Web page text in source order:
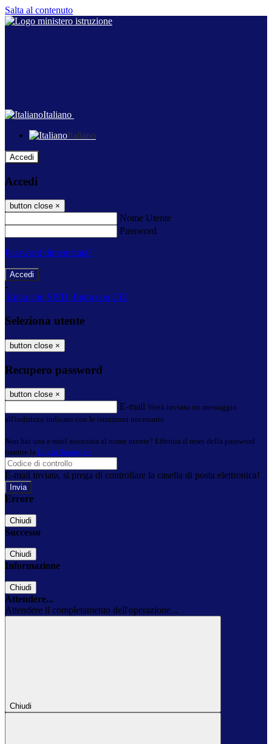
Salta al contenuto
Italiano
Italiano
Accedi
Accedi
button close ×
Nome Utente
Password
Password dimenticata?
-
Entra con SPID Entra con CIE
Seleziona utente
button close ×
Recupero password
button close ×
E-mail Verrà inviato un messaggio
all'indirizzo indicato con le istruzioni necessarie.
Non hai una e-mail associata al nome utente? Effettua il reset della password
tramite la Login Spaggiari
E-mail inviata, si prega di controllare la casella di posta elettronica!
Errore
Chiudi
Successo
Chiudi
Informazione
Chiudi
Attendere...
Attendere il completamento dell'operazione...
Chiudi